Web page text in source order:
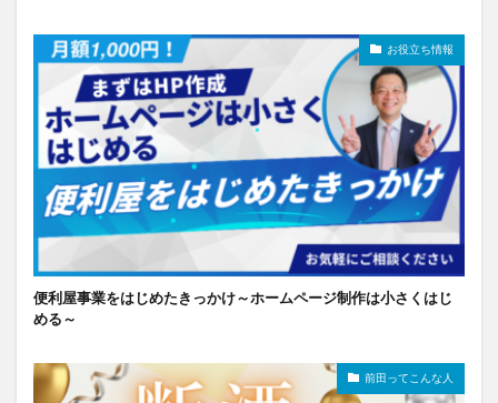
お役立ち情報
便利屋事業をはじめたきっかけ～ホームページ制作は小さくはじ
める～
前田ってこんな人